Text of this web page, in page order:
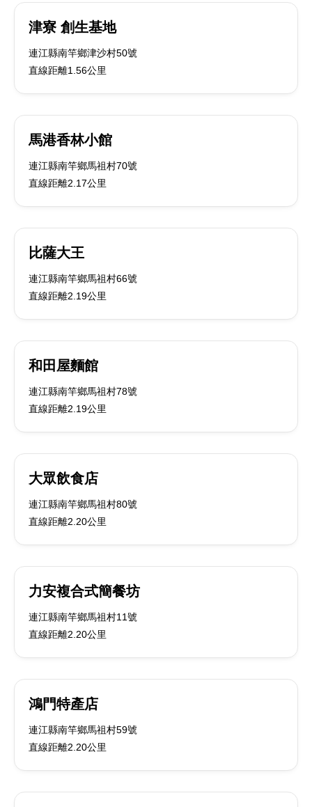
津寮 創生基地
連江縣南竿鄉津沙村50號
直線距離1.56公里
馬港香林小館
連江縣南竿鄉馬祖村70號
直線距離2.17公里
比薩大王
連江縣南竿鄉馬祖村66號
直線距離2.19公里
和田屋麵館
連江縣南竿鄉馬祖村78號
直線距離2.19公里
大眾飲食店
連江縣南竿鄉馬祖村80號
直線距離2.20公里
力安複合式簡餐坊
連江縣南竿鄉馬祖村11號
直線距離2.20公里
鴻門特產店
連江縣南竿鄉馬祖村59號
直線距離2.20公里